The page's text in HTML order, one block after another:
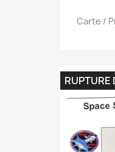
Carte /
RUPTURE